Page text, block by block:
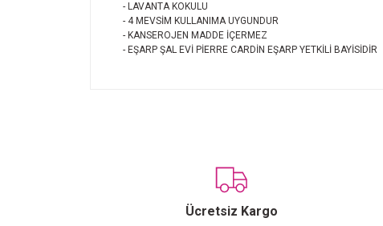
- LAVANTA KOKULU
- 4 MEVSİM KULLANIMA UYGUNDUR
- KANSEROJEN MADDE İÇERMEZ
- EŞARP ŞAL EVİ PİERRE CARDİN EŞARP YETKİLİ BAYİSİDİR
Ücretsiz Kargo